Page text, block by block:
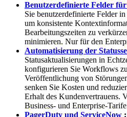
Benutzerdefinierte Felder für
Sie benutzerdefinierte Felder
um konsistente
Bearbeitungszeiten zu
minimieren. Nur für den
Automatisierung der
Statusaktualisierungen in
konfigurieren Sie Workflows
Veröffentlichung von
senken Sie Kosten und
Erhalt des Kundenvertrauens.
Business- und Enterprise-
PagerDuty und ServiceNow :